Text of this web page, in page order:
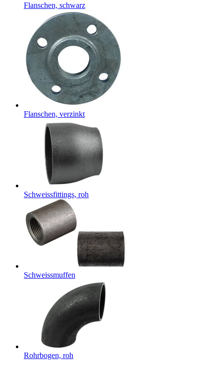
Flanschen, schwarz
Flanschen, verzinkt
Schweissfittings, roh
Schweissmuffen
Rohrbogen, roh